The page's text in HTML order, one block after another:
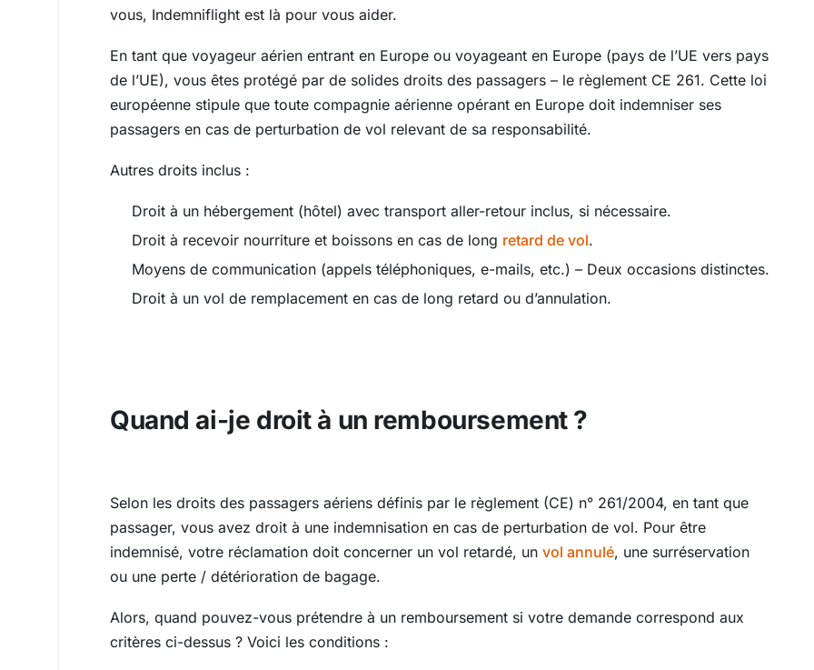
vous, Indemniflight est là pour vous aider.
En tant que voyageur aérien entrant en Europe ou voyageant en Europe (pays de l’UE vers pays
de l’UE), vous êtes protégé par de solides droits des passagers – le règlement CE 261. Cette loi
européenne stipule que toute compagnie aérienne opérant en Europe doit indemniser ses
passagers en cas de perturbation de vol relevant de sa responsabilité.
Autres droits inclus :
Droit à un hébergement (hôtel) avec transport aller-retour inclus, si nécessaire.
Droit à recevoir nourriture et boissons en cas de long retard de vol.
Moyens de communication (appels téléphoniques, e-mails, etc.) – Deux occasions distinctes.
Droit à un vol de remplacement en cas de long retard ou d’annulation.
Quand ai-je droit à un remboursement ?
Selon les droits des passagers aériens définis par le règlement (CE) n° 261/2004, en tant que
passager, vous avez droit à une indemnisation en cas de perturbation de vol. Pour être
indemnisé, votre réclamation doit concerner un vol retardé, un vol annulé, une surréservation
ou une perte / détérioration de bagage.
Alors, quand pouvez-vous prétendre à un remboursement si votre demande correspond aux
critères ci-dessus ? Voici les conditions :